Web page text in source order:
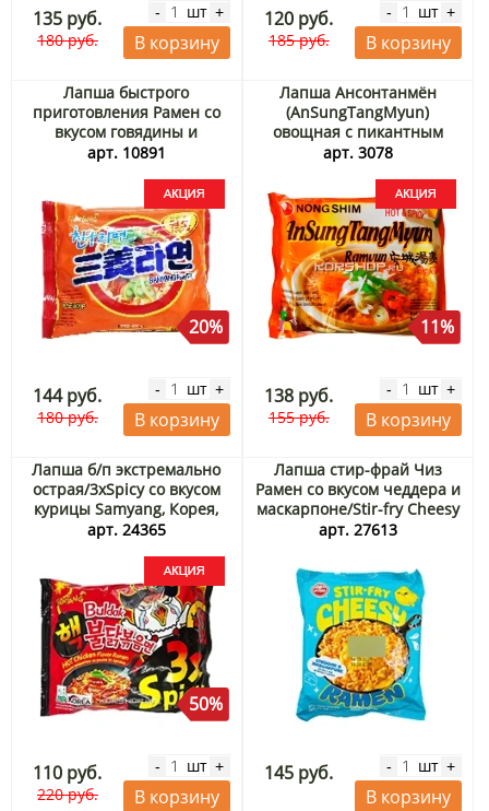
135 руб.
180 руб.
- шт +
В корзину
120 руб.
185 руб.
- шт +
В корзину
Лапша быстрого
приготовления Рамен со
вкусом говядины и
ветчины Samyang, Корея,
арт. 10891
20%
144 руб.
180 руб.
- шт +
В корзину
Лапша Ансонтанмён
(AnSungTangMyun)
овощная с пикантным
вкусом (в пачке) Nongshim,
арт. 3078
11%
138 руб.
155 руб.
- шт +
В корзину
Лапша б/п экстремально
острая/3xSpicy со вкусом
курицы Samyang, Корея,
140 г Акция
арт. 24365
50%
110 руб.
220 руб.
- шт +
В корзину
Лапша стир-фрай Чиз
Рамен со вкусом чеддера и
маскарпоне/Stir-fry Cheesy
Ramen Otoki Ottogi (Корея),
арт. 27613
145 руб. - шт +
В корзину